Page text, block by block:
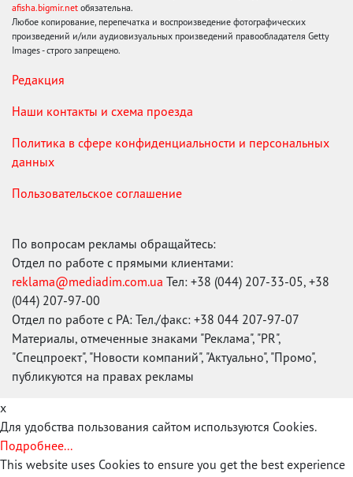
afisha.bigmir.net обязательна.
Любое копирование, перепечатка и воспроизведение фотографических
произведений и/или аудиовизуальных произведений правообладателя Getty
Images - строго запрещено.
Редакция
Наши контакты и схема проезда
Политика в сфере конфиденциальности и персональных
данных
Пользовательское соглашение
По вопросам рекламы обращайтесь:
Отдел по работе с прямыми клиентами:
reklama@mediadim.com.ua Тел: +38 (044) 207-33-05, +38
(044) 207-97-00
Отдел по работе с РА: Тел./факс: +38 044 207-97-07
Материалы, отмеченные знаками "Реклама", "PR",
"Спецпроект", "Новости компаний", "Актуально", "Промо",
публикуются на правах рекламы
x
Для удобства пользования сайтом используются Cookies.
Подробнее...
This website uses Cookies to ensure you get the best experience